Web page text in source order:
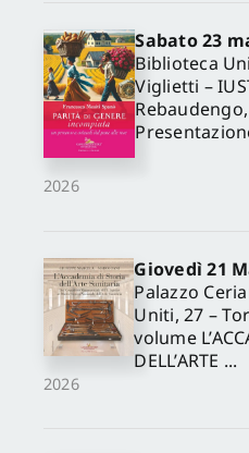
2026
Sabato 23
Biblioteca
Viglietti –
2026
Giovedì 21
Palazzo
Uniti, 27 –
volume
DELL’ARTE ...